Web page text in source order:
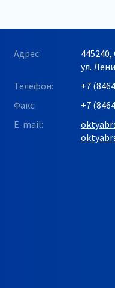
Адрес:
ул.
Телефон:
+7
Факс:
+7
E-mail: